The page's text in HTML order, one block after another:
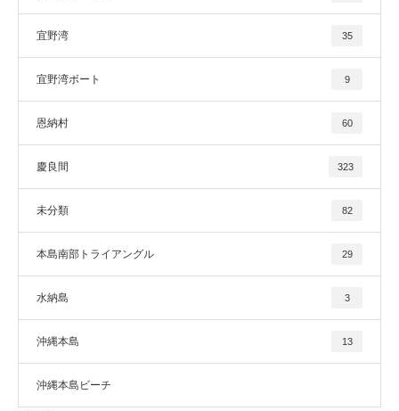
宜野湾 35
宜野湾ボート 9
恩納村 60
慶良間 323
未分類 82
本島南部トライアングル 29
水納島 3
沖縄本島 13
沖縄本島ビーチ